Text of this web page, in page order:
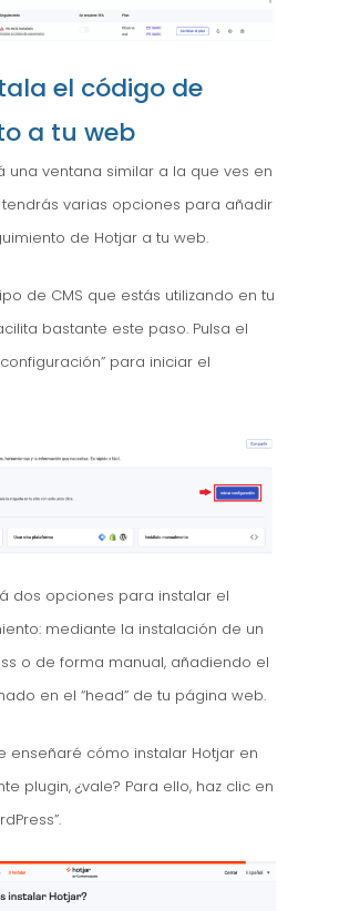
el código de
a tu web
una ventana similar a la que ves en
varias opciones para añadir
de Hotjar a tu web.
de CMS que estás utilizando en tu
bastante este paso. Pulsa el
para iniciar el
dos opciones para instalar el
mediante la instalación de un
o de forma manual, añadiendo el
en el “head” de tu página web.
enseñaré cómo instalar Hotjar en
plugin, ¿vale? Para ello, haz clic en